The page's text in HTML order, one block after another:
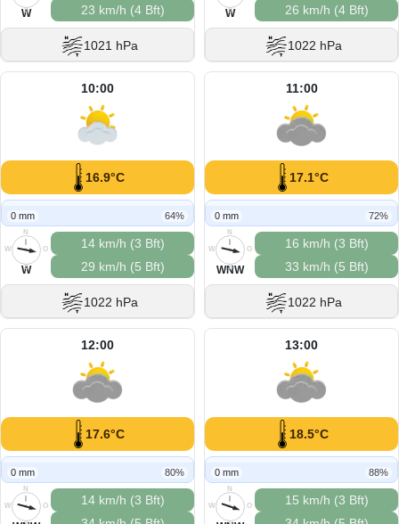
S
W
23 km/h (4 Bft)
1021 hPa
S
W
26 km/h (4 Bft)
1022 hPa
10:00
16.9°C
0 mm 64%
N
O
S
W
W
14 km/h (3 Bft)
29 km/h (5 Bft)
1022 hPa
11:00
17.1°C
0 mm 72%
N
O
S
W
WNW
16 km/h (3 Bft)
33 km/h (5 Bft)
1022 hPa
12:00
17.6°C
0 mm 80%
N
O
W
14 km/h (3 Bft)
13:00
18.5°C
0 mm 88%
N
O
W
15 km/h (3 Bft)